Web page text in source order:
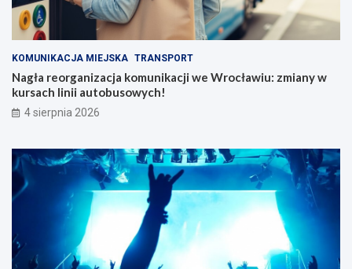
KOMUNIKACJA MIEJSKA TRANSPORT
Nagła reorganizacja komunikacji we Wrocławiu: zmiany w
kursach linii autobusowych!
4 sierpnia 2026